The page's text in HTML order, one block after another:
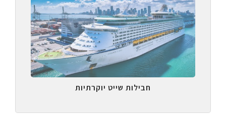
חבילות שייט יוקרתיות